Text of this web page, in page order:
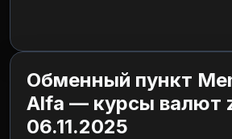
Обменный пункт
Alfa — курсы валют
06.11.2025